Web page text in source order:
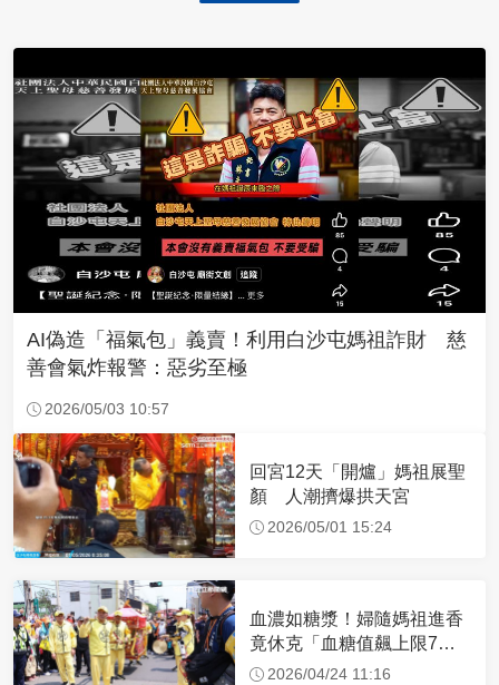
AI偽造「福氣包」義賣！利用白沙屯媽祖詐財 慈
善會氣炸報警：惡劣至極
2026/05/03 10:57
回宮12天「開爐」媽祖展聖
顏 人潮擠爆拱天宮
2026/05/01 15:24
血濃如糖漿！婦隨媽祖進香
竟休克「血糖值飆上限7
倍」 醫曝原因
2026/04/24 11:16